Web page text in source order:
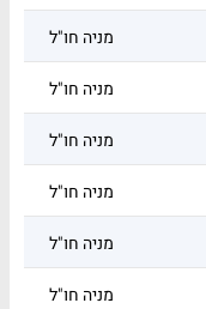
מניה חו"ל
מניה חו"ל
מניה חו"ל
מניה חו"ל
מניה חו"ל
מניה חו"ל